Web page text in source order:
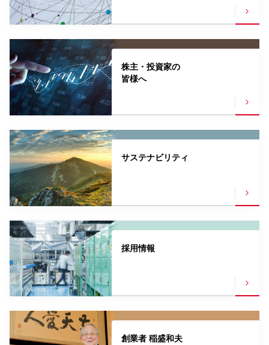
株主・投資家の
皆様へ
サステナビリティ
採用情報
創業者 稲盛和夫